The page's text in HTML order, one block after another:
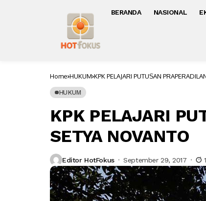
BERANDA NASIONAL
Home HUKUM KPK PELAJARI PUTUSAN
HUKUM
KPK PELAJARI
SETYA NOVANTO
Editor HotFokus September 29, 2017